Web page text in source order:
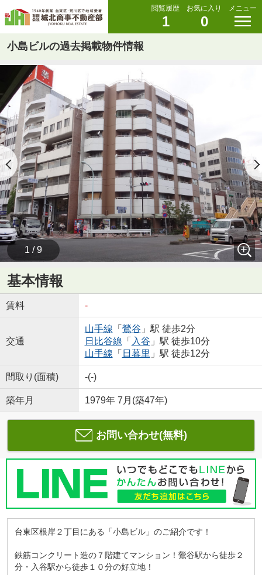
閲覧履歴
1
お気に入り
0
メニュー
小島ビルの過去掲載物件情報
1 / 9
基本情報
賃料 -
交通
山手線 「 鶯谷 」駅 徒歩2分
日比谷線 「 入谷 」駅 徒歩10分
山手線 「 日暮里 」駅 徒歩12分
間取り(面積) -(-)
築年月 1979年 7月(築47年)
お問い合わせ(無料)
台東区根岸２丁目にある「小島ビル」のご紹介です！
鉄筋コンクリート造の７階建てマンション！鶯谷駅から徒歩２
分・入谷駅から徒歩１０分の好立地！